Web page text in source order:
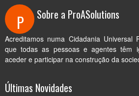
P Sobre a ProASolutions
Acreditamos numa Cidadania
que todas as pessoas e agentes têm
aceder e participar na construção da
Últimas Novidades